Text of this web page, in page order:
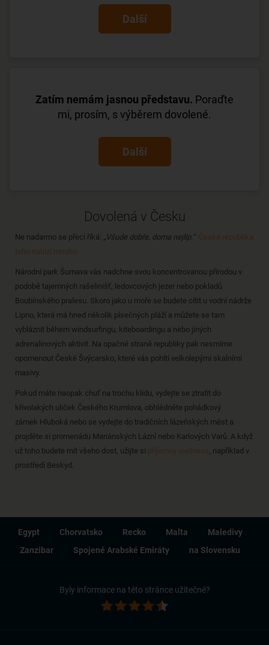
Další
Zatím nemám jasnou představu. Poraďte
mi, prosím, s výběrem dovolené.
Další
Dovolená v Česku
Ne nadarmo se přeci říká: „Všude dobře, doma nejlíp.“ Česká republika
toho nabízí mnoho.
Národní park Šumava vás nadchne svou koncentrovanou přírodou v
podobě tajemných rašelinišť, ledovcových jezer nebo pokladů
Boubínského pralesu. Skoro jako u moře se budete cítit u vodní nádrže
Lipno, která má hned několik písečných pláží a můžete se tam
vybláznit během windsurfingu, kiteboardingu a nebo jiných
adrenalinových aktivit. Na opačné straně republiky pak nesmíme
opomenout České Švýcarsko, které vás pohltí velkolepými skalními
masivy.
Pokud máte naopak chuť na trochu klidu, vydejte se ztratit do
křivolakých uliček Českého Krumlova, obhlédněte pohádkový
zámek Hluboká nebo se vydejte do tradičních lázeňských měst a
projděte si promenádu Mariánských Lázní nebo Karlových Varů. A když
už toho budete mít všeho dost, užijte si příjemný wellness, například v
prostředí Beskyd.
Egypt Chorvatsko Recko Malta
Maledivy
Zanzibar
Spojené Arabské Emiráty na Slovensku
Byly informace na této stránce užitečné?